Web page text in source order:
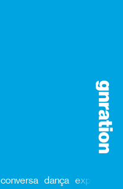
conversa dança exposição